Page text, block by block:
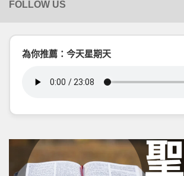
為你推薦：今天星期天